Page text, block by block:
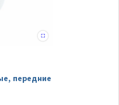
передние